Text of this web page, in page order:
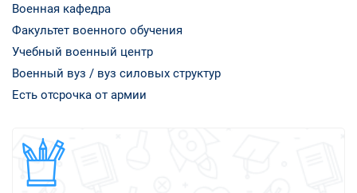
Военная кафедра
Факультет военного обучения
Учебный военный центр
Военный вуз / вуз силовых структур
Есть отсрочка от армии